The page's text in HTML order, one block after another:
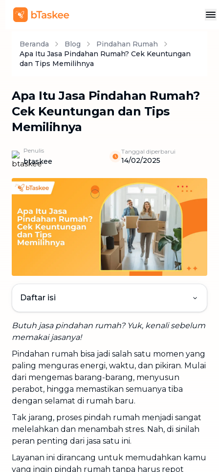
Beranda Blog
Pindahan Rumah
Apa Itu Jasa Pindahan Rumah? Cek Keuntungan
dan Tips Memilihnya
Apa Itu Jasa Pindahan Rumah?
Cek Keuntungan dan Tips
Memilihnya
Penulis
btaskee
Tanggal diperbarui
14/02/2025
Daftar isi
Butuh jasa pindahan rumah? Yuk, kenali sebelum
memakai jasanya!
Pindahan rumah bisa jadi salah satu momen yang
paling menguras energi, waktu, dan pikiran. Mulai
dari mengemas barang-barang, menyusun
perabot, hingga memastikan semuanya tiba
dengan selamat di rumah baru.
Tak jarang, proses pindah rumah menjadi sangat
melelahkan dan menambah stres. Nah, di sinilah
peran penting dari jasa satu ini.
Layanan ini dirancang untuk memudahkan kamu
yang ingin pindah rumah tanpa harus repot